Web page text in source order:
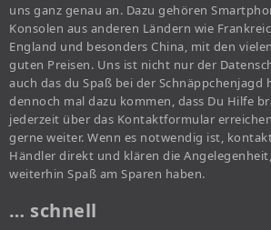
uns ganz genau an. Dazu gehören
Konsolen aus anderen Ländern wie
England und besonders China, mit den
guten Preisen. Uns ist nicht nur der
auch das du Spaß bei der Schnäppchenjagd
dennoch mal dazu kommen, dass Du Hilfe
jederzeit über das Kontaktformular
gerne weiter. Wenn es notwendig ist,
Händler direkt und klären die
weiterhin Spaß am Sparen haben.
… schnell